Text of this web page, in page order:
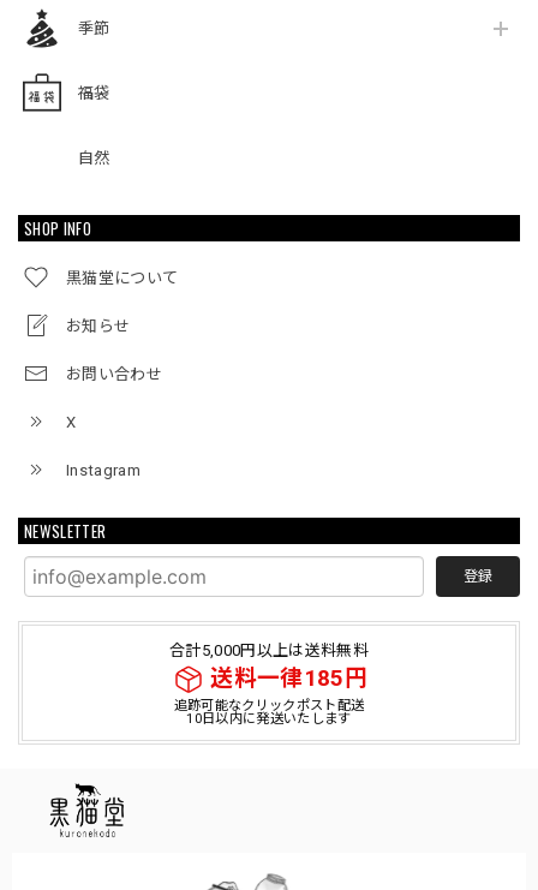
季節
福袋
自然
SHOP INFO
黒猫堂について
お知らせ
お問い合わせ
X
Instagram
NEWSLETTER
登録
合計5,000円以上は送料無料
送料一律185円
追跡可能なクリックポスト配送
10日以内に発送いたします